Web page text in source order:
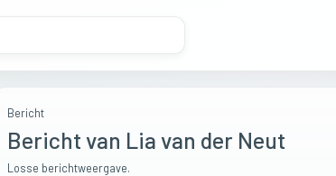
Bericht
Bericht van Lia van der Neut
Losse berichtweergave.